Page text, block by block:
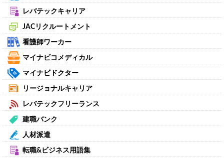
レバテックキャリア
JACリクルートメント
看護師ワーカー
マイナビコメディカル
マイナビドクター
リージョナルキャリア
レバテックフリーランス
建職バンク
人材派遣
転職&ビジネス用語集